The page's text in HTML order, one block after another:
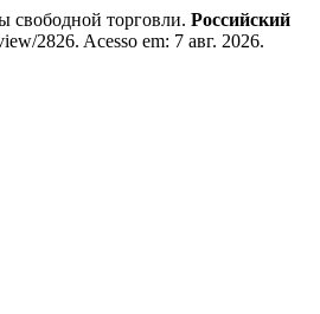
торговли. Российский
2826. Acesso em: 7 авг. 2026.